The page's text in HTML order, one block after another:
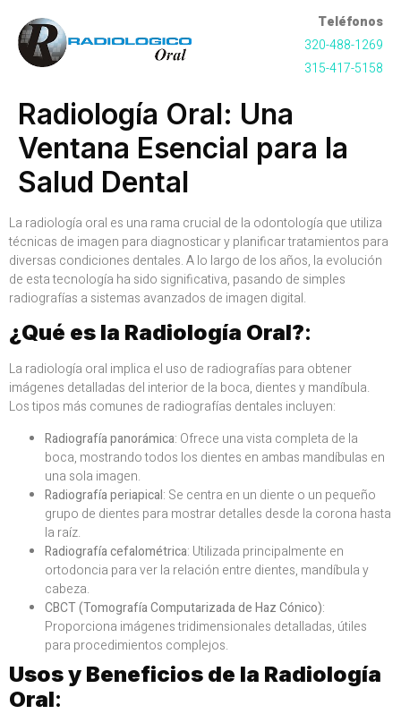
Teléfonos
320-488-1269
315-417-5158
Radiología Oral: Una
Ventana Esencial para la
Salud Dental
La radiología oral es una rama crucial de la odontología que utiliza
técnicas de imagen para diagnosticar y planificar tratamientos para
diversas condiciones dentales. A lo largo de los años, la evolución
de esta tecnología ha sido significativa, pasando de simples
radiografías a sistemas avanzados de imagen digital.
¿Qué es la Radiología Oral?:
La radiología oral implica el uso de radiografías para obtener
imágenes detalladas del interior de la boca, dientes y mandíbula.
Los tipos más comunes de radiografías dentales incluyen:
Radiografía panorámica: Ofrece una vista completa de la
boca, mostrando todos los dientes en ambas mandíbulas en
una sola imagen.
Radiografía periapical: Se centra en un diente o un pequeño
grupo de dientes para mostrar detalles desde la corona hasta
la raíz.
Radiografía cefalométrica: Utilizada principalmente en
ortodoncia para ver la relación entre dientes, mandíbula y
cabeza.
CBCT (Tomografía Computarizada de Haz Cónico):
Proporciona imágenes tridimensionales detalladas, útiles
para procedimientos complejos.
Usos y Beneficios de la Radiología
Oral: